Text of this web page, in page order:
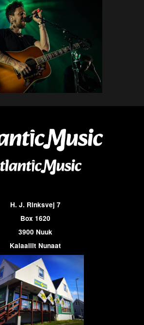
H. J. Rinksvej 7
Box 1620
3900 Nuuk
Kalaallit Nunaat